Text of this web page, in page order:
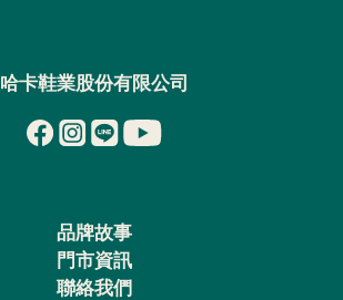
哈卡鞋業股份有限公司
品牌故事
門市資訊
聯絡我們